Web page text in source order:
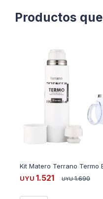
Productos
UYU 1.521 UYU 1.690